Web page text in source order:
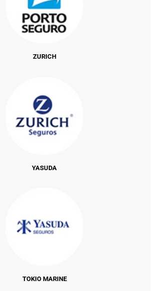
ZURICH
YASUDA
TOKIO MARINE